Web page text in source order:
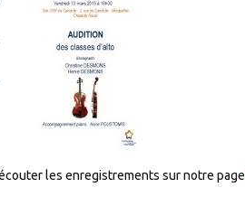
les enregistrements sur notre page